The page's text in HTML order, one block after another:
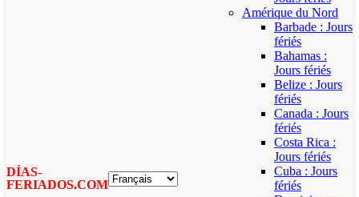
DÍAS-
FERIADOS.COM
Amérique du Nord
Barbade : Jours
fériés
Bahamas :
Jours fériés
Belize : Jours
fériés
Canada : Jours
fériés
Costa Rica :
Jours fériés
Cuba : Jours
fériés